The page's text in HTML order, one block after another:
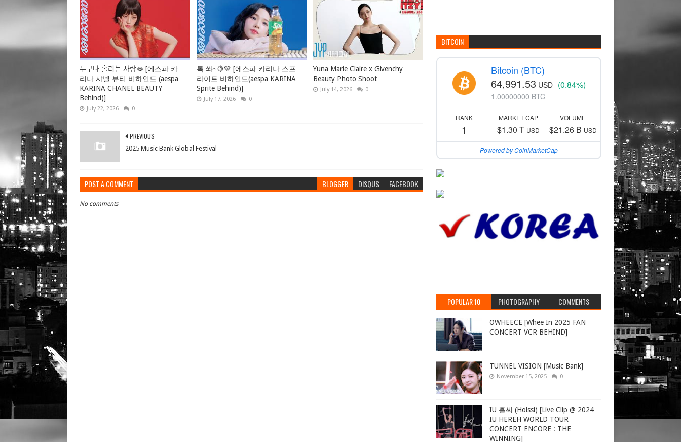
누구나 홀리는 사람🫦 [에스파 카
리나 샤넬 뷰티 비하인드 (aespa
KARINA CHANEL BEAUTY
Behind)]
July 22, 2026 0
톡 쏴~🍋💚 [에스파 카리나 스프
라이트 비하인드(aespa KARINA
Sprite Behind)]
July 17, 2026 0
Yuna Marie Claire x Givenchy
Beauty Photo Shoot
July 14, 2026 0
PREVIOUS
2025 Music Bank Global Festival
POST A COMMENT BLOGGER DISQUS FACEBOOK
No comments
BITCOIN
Bitcoin (BTC)
64,991.53 USD (0.84%)
1.00000000 BTC
RANK
1
MARKET CAP
$1.30 T USD
VOLUME
$21.26 B USD
Powered by CoinMarketCap
POPULAR 10 PHOTOGRAPHY COMMENTS
OWHEECE [Whee In 2025 FAN
CONCERT VCR BEHIND]
TUNNEL VISION [Music Bank]
November 15, 2025 0
IU 홀씨 (Holssi) [Live Clip @ 2024
IU HEREH WORLD TOUR
CONCERT ENCORE : THE
WINNING]